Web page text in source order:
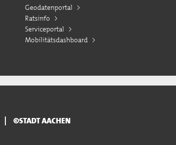
Geodatenportal
Ratsinfo
Serviceportal
Mobilitätsdashboard
©STADT AACHEN